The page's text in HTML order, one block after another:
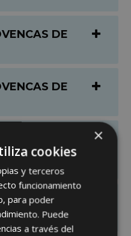
DE
DE
"FEFRIGA
XOVEN
MESES
×
cookies
y terceros
funcionamiento
para poder
Puede
a través del